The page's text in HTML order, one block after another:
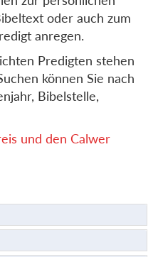
oder auch zum
anregen.
Predigten stehen
können Sie nach
Bibelstelle,
und den Calwer